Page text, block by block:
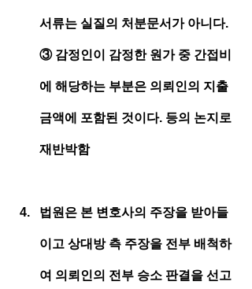
서류는 실질의 처분문서가 아니다.
③ 감정인이 감정한 원가 중 간접비
에 해당하는 부분은 의뢰인의 지출
금액에 포함된 것이다. 등의 논지로
재반박함
법원은 본 변호사의 주장을 받아들
이고 상대방 측 주장을 전부 배척하
여 의뢰인의 전부 승소 판결을 선고